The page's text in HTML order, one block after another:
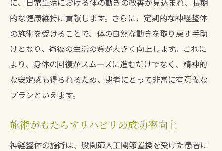
に、日常生活における体の動きの改善が見込まれ、長期
的な健康維持に貢献します。さらに、定期的な神経整体
の施術を受けることで、体の自然な動きを取り戻す手助
けとなり、術後の生活の質が大きく向上します。これに
より、身体の回復がスムーズに進むだけでなく、精神的
な安定感も得られるため、患者にとって非常に有意義な
プランといえます。
施術がもたらすリハビリの成功率向上
神経整体の施術は、股関節人工関節置換を受けた患者に